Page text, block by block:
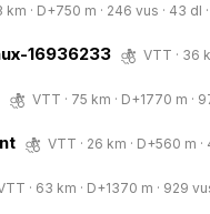
km · D+750 m · 246 vus · 43 dl ·
16936233 VTT · 36
VTT · 75 km · D+1770 m ·
VTT · 26 km · D+560 m ·
· 63 km · D+1370 m · 929